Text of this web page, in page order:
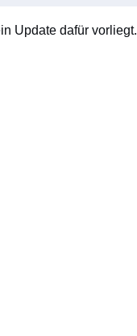
Update dafür vorliegt.